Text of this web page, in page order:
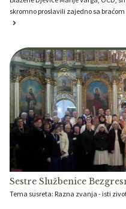
skromno proslavili zajedno sa
Sestre Službenice
Tema susreta: Razna zvanja - isti